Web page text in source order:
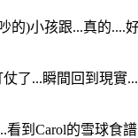
的)小孩跟...真的....
了...瞬間回到現實
看到Carol的雪球食